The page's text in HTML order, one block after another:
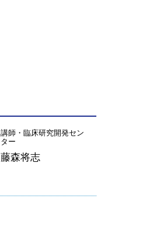
講師・臨床研究開発セン
ター
藤森将志